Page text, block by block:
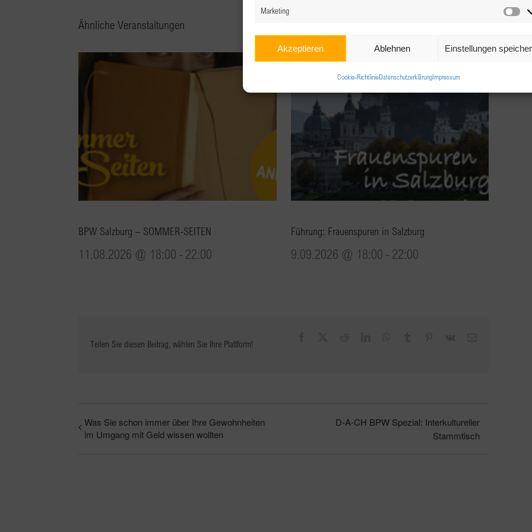
Marketing
Akzeptieren Ablehnen Einstellungen
Cookie-RichtlinieDatenschutzerklärungImpressum
Ähnliche Veranstaltungen
BPW Salzburg – SOMMER-SEITEN
11.08.2026 @ 18:00 - 22:00
Führung: Frauenspuren in Salzburg
9.09.2026 @ 18:00 - 22:00
Teilen Sie diesen Beitrag, wählen Sie Ihre Plattform!
Was Sie schon immer über Ihre Gewohnheiten
im Umgang mit Geld wissen wollten
D-A-CH BPW Spezial: Interkultureller
Stammtisch